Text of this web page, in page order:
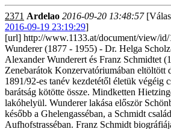
2371 Ardelao 2016-09-20 13:48:57
2016-09-19 23:19:29]
[url] http://www.1133.at/document/view/
Wunderer (1877 - 1955) - Dr. Helga
Alexander Wunderert és Franz Schmidtet
Zenebarátok Konzervatóriumában eltöltött
1891/92-es tanév kezdetétől életük végéig
barátság kötötte össze. Mindketten
lakóhelyül. Wunderer lakása először
később a Ghelengasséban, a Schmidt
Aufhofstrasséban. Franz Schmidt